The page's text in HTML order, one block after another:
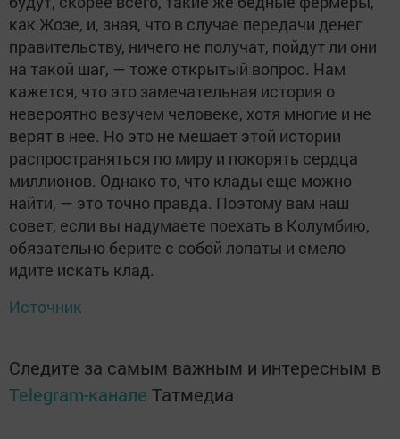
как Жозе, и, зная, что в случае передачи денег
правительству, ничего не получат, пойдут ли они
на такой шаг, — тоже открытый вопрос. Нам
кажется, что это замечательная история о
невероятно везучем человеке, хотя многие и не
верят в нее. Но это не мешает этой истории
распространяться по миру и покорять сердца
миллионов. Однако то, что клады еще можно
найти, — это точно правда. Поэтому вам наш
совет, если вы надумаете поехать в Колумбию,
обязательно берите с собой лопаты и смело
идите искать клад.
Источник
Следите за самым важным и интересным в
Telegram-канале Татмедиа